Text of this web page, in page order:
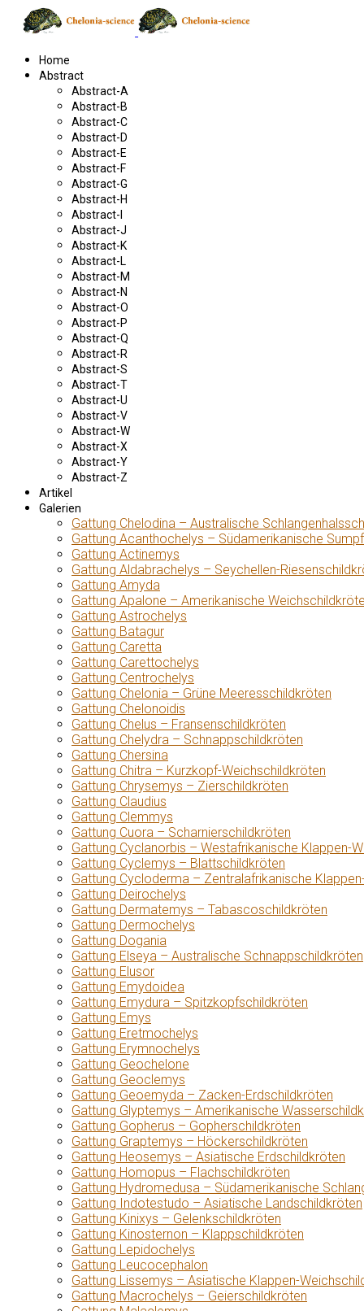
Home
Abstract
Abstract-A
Abstract-B
Abstract-C
Abstract-D
Abstract-E
Abstract-F
Abstract-G
Abstract-H
Abstract-I
Abstract-J
Abstract-K
Abstract-L
Abstract-M
Abstract-N
Abstract-O
Abstract-P
Abstract-Q
Abstract-R
Abstract-S
Abstract-T
Abstract-U
Abstract-V
Abstract-W
Abstract-X
Abstract-Y
Abstract-Z
Artikel
Galerien
Gattung Chelodina – Australische
Gattung Acanthochelys – Südamerikanische
Gattung Actinemys
Gattung Aldabrachelys – Seychellen-
Gattung Amyda
Gattung Apalone – Amerikanische
Gattung Astrochelys
Gattung Batagur
Gattung Caretta
Gattung Carettochelys
Gattung Centrochelys
Gattung Chelonia – Grüne Meeresschildkröten
Gattung Chelonoidis
Gattung Chelus – Fransenschildkröten
Gattung Chelydra – Schnappschildkröten
Gattung Chersina
Gattung Chitra – Kurzkopf-Weichschildkröten
Gattung Chrysemys – Zierschildkröten
Gattung Claudius
Gattung Clemmys
Gattung Cuora – Scharnierschildkröten
Gattung Cyclanorbis – Westafrikanische Klappen-
Gattung Cyclemys – Blattschildkröten
Gattung Cycloderma – Zentralafrikanische
Gattung Deirochelys
Gattung Dermatemys – Tabascoschildkröten
Gattung Dermochelys
Gattung Dogania
Gattung Elseya – Australische Schnappschildkröten
Gattung Elusor
Gattung Emydoidea
Gattung Emydura – Spitzkopfschildkröten
Gattung Emys
Gattung Eretmochelys
Gattung Erymnochelys
Gattung Geochelone
Gattung Geoclemys
Gattung Geoemyda – Zacken-Erdschildkröten
Gattung Glyptemys – Amerikanische
Gattung Gopherus – Gopherschildkröten
Gattung Graptemys – Höckerschildkröten
Gattung Heosemys – Asiatische Erdschildkröten
Gattung Homopus – Flachschildkröten
Gattung Hydromedusa – Südamerikanische
Gattung Indotestudo – Asiatische Landschildkröten
Gattung Kinixys – Gelenkschildkröten
Gattung Kinosternon – Klappschildkröten
Gattung Lepidochelys
Gattung Leucocephalon
Gattung Lissemys – Asiatische Klappen-
Gattung Macrochelys – Geierschildkröten